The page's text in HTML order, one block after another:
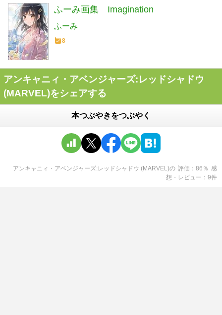
ふーみ画集 Imagination
ふーみ
8
アンキャニィ・アベンジャーズ:レッドシャドウ
(MARVEL)をシェアする
本つぶやきをつぶやく
アンキャニィ・アベンジャーズ:レッドシャドウ (MARVEL)の 評価 86 ％ 感
想・レビュー
9件